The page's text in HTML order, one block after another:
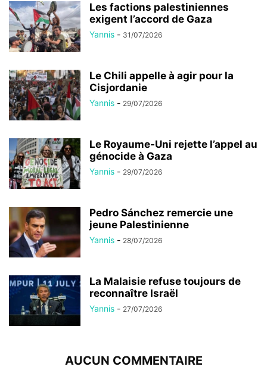
Les factions palestiniennes
exigent l’accord de Gaza
Yannis - 31/07/2026
Le Chili appelle à agir pour la
Cisjordanie
Yannis - 29/07/2026
Le Royaume-Uni rejette l’appel au
génocide à Gaza
Yannis - 29/07/2026
Pedro Sánchez remercie une
jeune Palestinienne
Yannis - 28/07/2026
La Malaisie refuse toujours de
reconnaître Israël
Yannis - 27/07/2026
AUCUN COMMENTAIRE